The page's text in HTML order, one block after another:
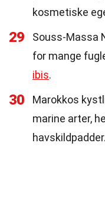
kosmetiske
29
Souss-Massa
for mange
ibis.
30
Marokkos
marine arter,
havskildpadder.